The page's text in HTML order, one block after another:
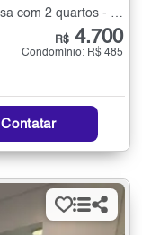
Apartamento para Alugar na Parada Inglesa com 2 quartos - 47 m²
R$ 4.700
Condomínio: R$ 485
Contatar